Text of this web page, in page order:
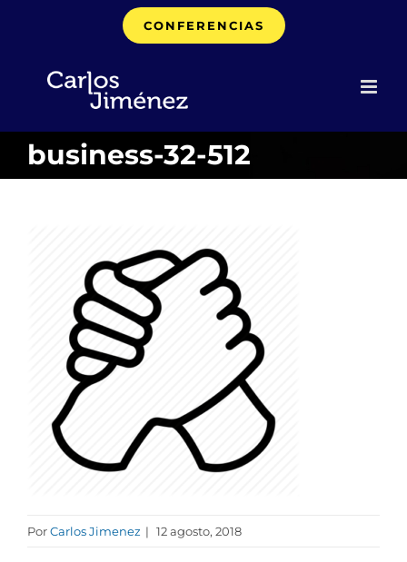
CONFERENCIAS
business-32-512
PorCarlos Jimenez | 12 agosto, 2018